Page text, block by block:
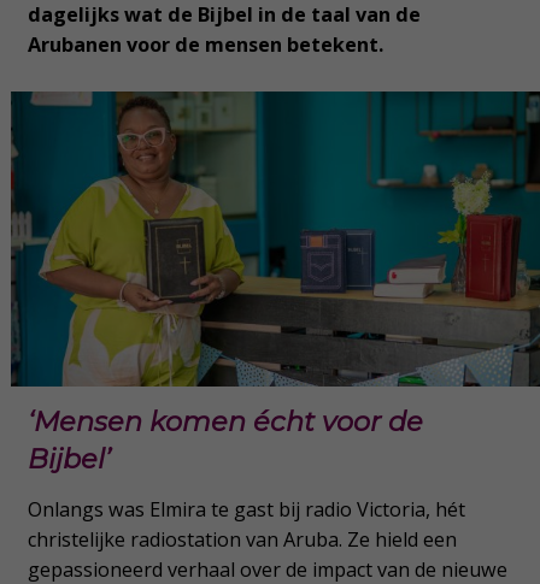
dagelijks wat de Bijbel in de taal van de
Arubanen voor de mensen betekent.
‘Mensen komen écht voor de
Bijbel’
Onlangs was Elmira te gast bij radio Victoria, hét
christelijke radiostation van Aruba. Ze hield een
gepassioneerd verhaal over de impact van de nieuwe